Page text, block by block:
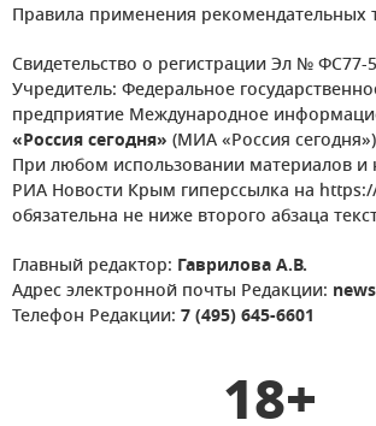
Правила применения рекомендательных
Свидетельство о регистрации Эл № ФС77-
Учредитель: Федеральное
предприятие Международное
«Россия сегодня» (МИА «Россия
При любом использовании материалов и
РИА Новости Крым гиперссылка на
обязательна не ниже второго абзаца
Главный редактор: Гаврилова А.В.
Адрес электронной почты Редакции:
Телефон Редакции: 7 (495) 645-6601
18+